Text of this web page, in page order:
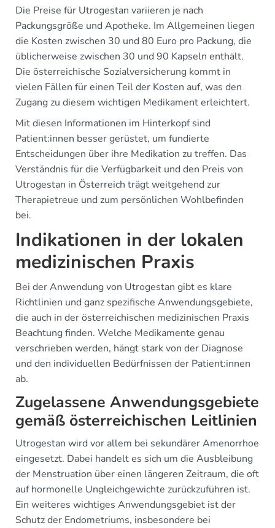
Die Preise für Utrogestan variieren je nach
Packungsgröße und Apotheke. Im Allgemeinen liegen
die Kosten zwischen 30 und 80 Euro pro Packung, die
üblicherweise zwischen 30 und 90 Kapseln enthält.
Die österreichische Sozialversicherung kommt in
vielen Fällen für einen Teil der Kosten auf, was den
Zugang zu diesem wichtigen Medikament erleichtert.
Mit diesen Informationen im Hinterkopf sind
Patient:innen besser gerüstet, um fundierte
Entscheidungen über ihre Medikation zu treffen. Das
Verständnis für die Verfügbarkeit und den Preis von
Utrogestan in Österreich trägt weitgehend zur
Therapietreue und zum persönlichen Wohlbefinden
bei.
Indikationen in der lokalen
medizinischen Praxis
Bei der Anwendung von Utrogestan gibt es klare
Richtlinien und ganz spezifische Anwendungsgebiete,
die auch in der österreichischen medizinischen Praxis
Beachtung finden. Welche Medikamente genau
verschrieben werden, hängt stark von der Diagnose
und den individuellen Bedürfnissen der Patient:innen
ab.
Zugelassene Anwendungsgebiete
gemäß österreichischen Leitlinien
Utrogestan wird vor allem bei sekundärer Amenorrhoe
eingesetzt. Dabei handelt es sich um die Ausbleibung
der Menstruation über einen längeren Zeitraum, die oft
auf hormonelle Ungleichgewichte zurückzuführen ist.
Ein weiteres wichtiges Anwendungsgebiet ist der
Schutz der Endometriums, insbesondere bei